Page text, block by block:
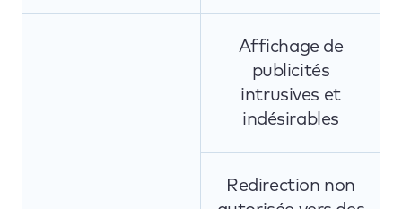
Affichage de
publicités
intrusives et
indésirables
Redirection non